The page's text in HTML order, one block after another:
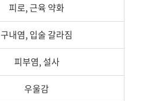
피로, 근육 약화
구내염, 입술 갈라짐
피부염, 설사
우울감